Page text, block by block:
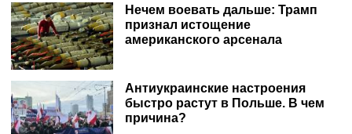
Нечем воевать дальше: Трамп
признал истощение
американского арсенала
Антиукраинские настроения
быстро растут в Польше. В чем
причина?